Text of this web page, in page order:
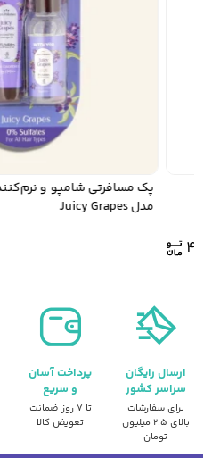
مدل Juicy Grapes
ارسال رایگان
سراسر کشور
برای سفارشات
بالای ۲.۵ میلیون
تومان
پرداخت آسان
و سریع
تا ۷ روز ضمانت
تعویض کالا